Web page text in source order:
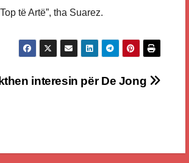
të Artë”, tha Suarez.
interesin për De Jong